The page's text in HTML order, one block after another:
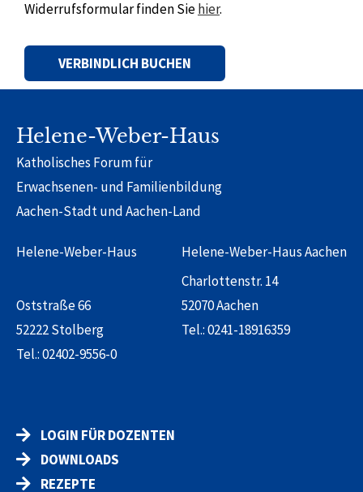
Widerrufsformular finden Siehier.
Helene-Weber-Haus
Katholisches Forum für
Erwachsenen- und Familienbildung
Aachen-Stadt und Aachen-Land
Helene-Weber-Haus
Oststraße 66
52222 Stolberg
Tel.:02402-9556-0
Helene-Weber-Haus Aachen
Charlottenstr. 14
52070 Aachen
Tel.:0241-18916359
LOGIN FÜR DOZENTEN
DOWNLOADS
REZEPTE